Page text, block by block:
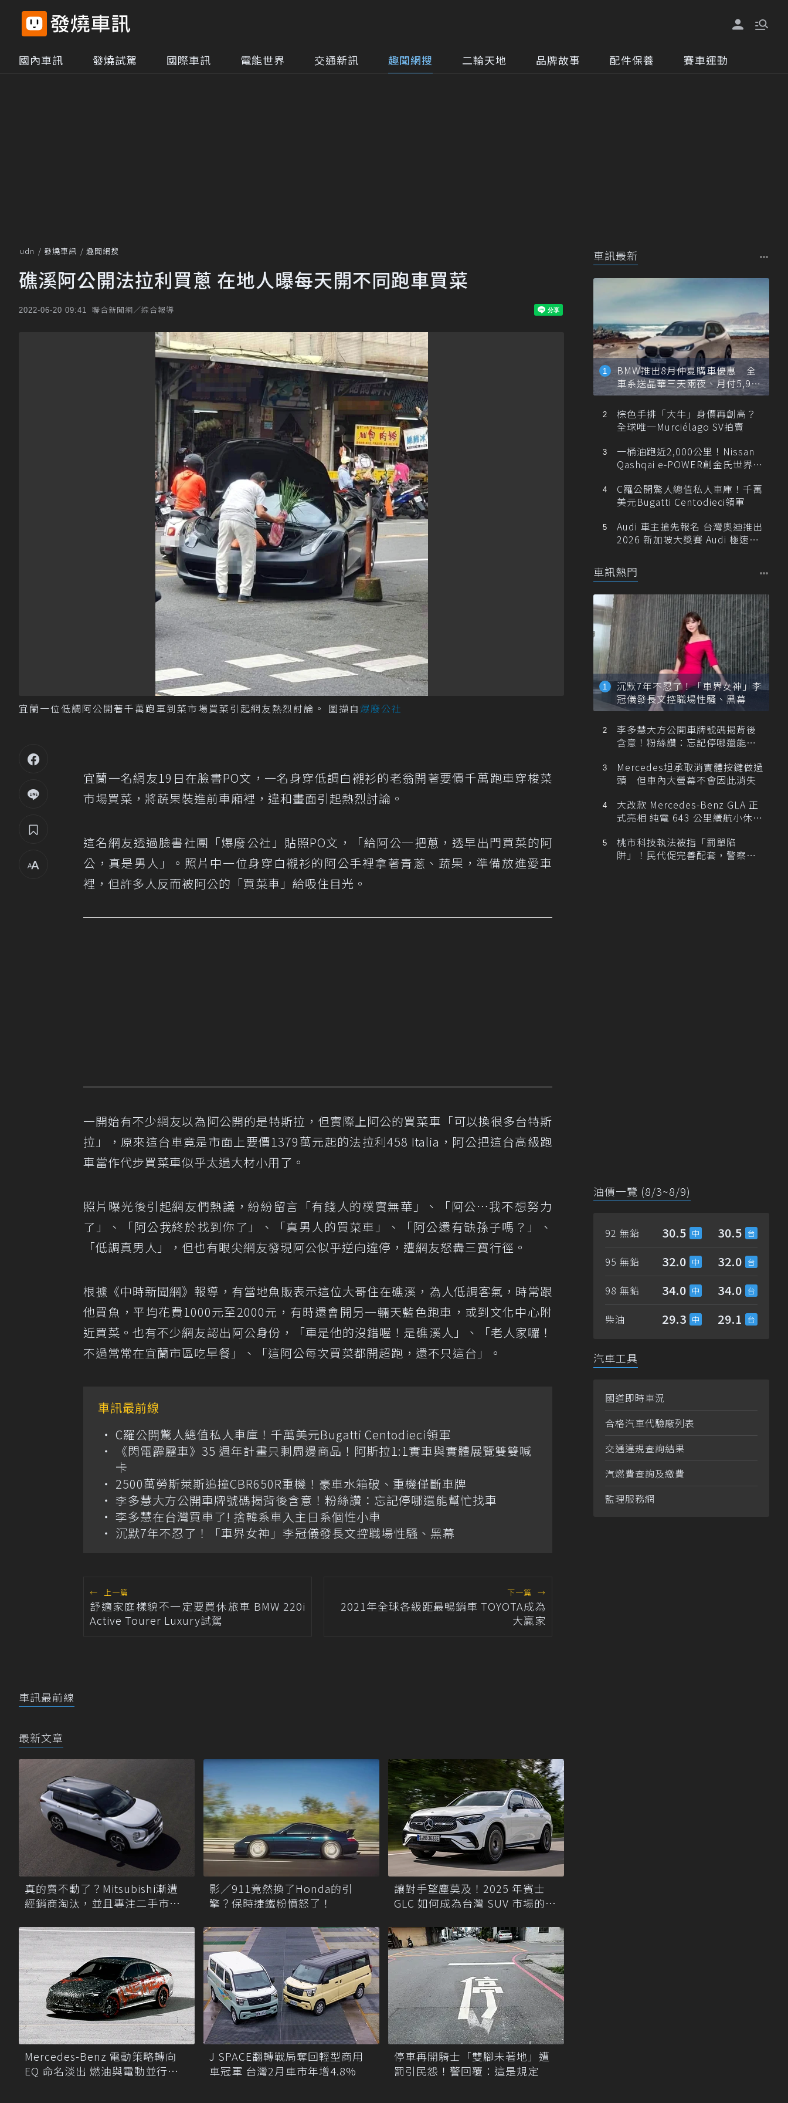
國內車訊 發燒試駕 國際車訊 電能世界 交通新訊 趣聞網搜 二輪天地 品牌故事 配件保養 賽車運動
udn 發燒車訊 趣聞網搜
礁溪阿公開法拉利買蔥 在地人曝每天開不同跑車買菜
2022-06-20 09:41 聯合新聞網／綜合報導
宜蘭一位低調阿公開著千萬跑車到菜市場買菜引起網友熱烈討論。 圖擷自 爆廢公社
宜蘭一名網友19日在臉書PO文，一名身穿低調白襯衫的老翁開著要價千萬跑車穿梭菜
市場買菜，將蔬果裝進前車廂裡，違和畫面引起熱烈討論。
這名網友透過臉書社團「爆廢公社」貼照PO文 ，「給阿公一把蔥，透早出門買菜的阿
公，真是男人」。照片中一位身穿白襯衫的阿公手裡拿著青蔥、蔬果，準備放進愛車
裡，但許多人反而被阿公的「買菜車」給吸住目光。
一開始有不少網友以為阿公開的是特斯拉，但實際上阿公的買菜車「可以換很多台特斯
拉」，原來這台車竟是市面上要價1379萬元起的法拉利458 Italia ，阿公把這台高級跑
車當作代步買菜車似乎太過大材小用了。
照片曝光後引起網友們熱議，紛紛留言「有錢人的樸實無華」、「阿公⋯我不想努力
了」、「阿公我終於找到你了」、「真男人的買菜車」、「阿公還有缺孫子嗎？」、
「低調真男人」，但也有眼尖網友發現阿公似乎逆向違停，遭網友怒轟三寶行徑。
根據《中時新聞網》報導 ，有當地魚販表示這位大哥住在礁溪，為人低調客氣，時常跟
他買魚，平均花費1000元至2000元，有時還會開另一輛天藍色跑車，或到文化中心附
近買菜。也有不少網友認出阿公身份，「車是他的沒錯喔！是礁溪人」、「老人家囉！
不過常常在宜蘭市區吃早餐」、「這阿公每次買菜都開超跑，還不只這台」。
車訊最前線
C羅公開驚人總值私人車庫！千萬美元Bugatti Centodieci領軍
《閃電霹靂車》35 週年計畫只剩周邊商品！阿斯拉1:1實車與實體展覽雙雙喊
卡
2500萬勞斯萊斯追撞CBR650R重機！豪車水箱破、重機僅斷車牌
李多慧大方公開車牌號碼揭背後含意！粉絲讚：忘記停哪還能幫忙找車
李多慧在台灣買車了! 捨韓系車入主日系個性小車
沉默7年不忍了！「車界女神」李冠儀發長文控職場性騷、黑幕
← 上一篇
舒適家庭樣貌不一定要買休旅車 BMW 220i
Active Tourer Luxury試駕
下一篇 →
2021年全球各級距最暢銷車 TOYOTA成為
大贏家
車訊最前線
最新文章
真的賣不動了？Mitsubishi漸遭
經銷商淘汰，並且專注二手市場
影／911竟然換了Honda的引
擎？保時捷鐵粉憤怒了！
讓對手望塵莫及！2025 年賓士
GLC 如何成為台灣 SUV 市場的最
Mercedes-Benz 電動策略轉向
EQ 命名淡出 燃油與電動並行發
J SPACE翻轉戰局奪回輕型商用
車冠軍 台灣2月車市年增4.8%
停車再開騎士「雙腳未著地」遭
罰引民怨！警回覆：這是規定
車訊最新
BMW推出8月仲夏購車優惠 全
車系送晶華三天兩夜、月付5,900
元起
棕色手排「大牛」身價再創高？
全球唯一Murciélago SV拍賣
一桶油跑近2,000公里！Nissan
Qashqai e-POWER創金氏世界紀
C羅公開驚人總值私人車庫！千萬
美元Bugatti Centodieci領軍
Audi 車主搶先報名 台灣奧迪推出
2026 新加坡大獎賽 Audi 極速之
車訊熱門
沉默7年不忍了！「車界女神」李
冠儀發長文控職場性騷、黑幕
李多慧大方公開車牌號碼揭背後
含意！粉絲讚：忘記停哪還能幫
Mercedes坦承取消實體按鍵做過
頭 但車內大螢幕不會因此消失
大改款 Mercedes-Benz GLA 正
式亮相 純電 643 公里續航小休
桃市科技執法被指「罰單陷
阱」！民代促完善配套，警察局
油價一覽 (8/3~8/9)
92 無鉛 30.5 30.5
95 無鉛 32.0 32.0
98 無鉛 34.0 34.0
柴油 29.3 29.1
汽車工具
國道即時車況
合格汽車代驗廠列表
交通違規查詢結果
汽燃費查詢及繳費
監理服務網